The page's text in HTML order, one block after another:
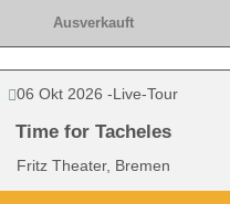
Ausverkauft
06 Okt 2026 -Live-Tour
Time for Tacheles
Fritz Theater, Bremen